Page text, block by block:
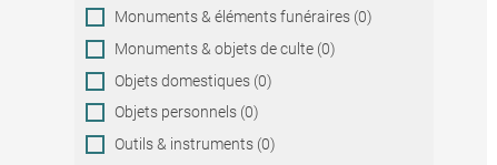
Monuments & éléments funéraires (0)
Monuments & objets de culte (0)
Objets domestiques (0)
Objets personnels (0)
Outils & instruments (0)